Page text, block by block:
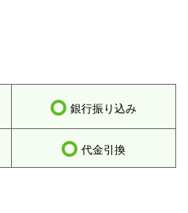
銀行振り込み
代金引換